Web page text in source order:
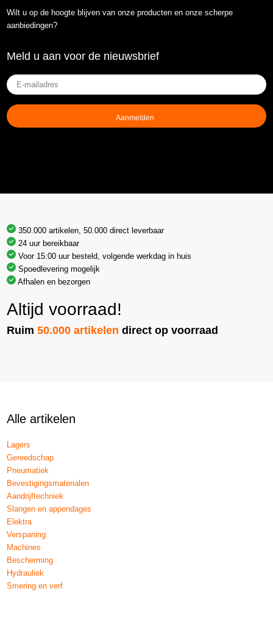
Wilt u op de hoogte blijven van onze producten en onze scherpe
aanbiedingen?
Meld u aan voor de nieuwsbrief
E-
mailadres
(Vereist)
350.000 artikelen, 50.000 direct leverbaar
24 uur bereikbaar
Voor 15:00 uur besteld, volgende werkdag in huis
Spoedlevering mogelijk
Afhalen en bezorgen
Altijd voorraad!
Ruim50.000 artikelen direct op voorraad
Alle artikelen
Lagers
Gereedschap
Pneumatiek
Bevestigingsmaterialen
Aandrijftechniek
Slangen en appendages
Elektra
Verspaning
Machines
Bescherming
Hydrauliek
Smering en verf